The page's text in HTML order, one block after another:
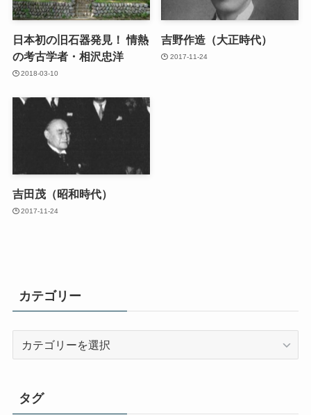
日本初の旧石器発見！ 情熱
の考古学者・相沢忠洋
2018-03-10
吉野作造（大正時代）
2017-11-24
吉田茂（昭和時代）
2017-11-24
カテゴリー
ー
タグ